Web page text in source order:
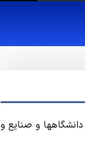
و صنایع و